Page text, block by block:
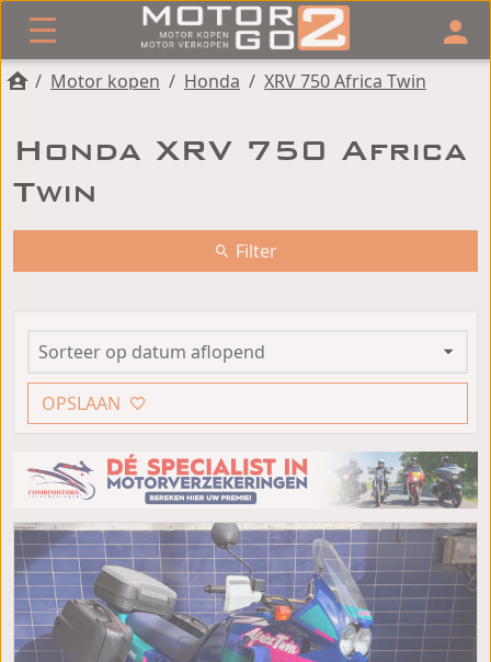
/ Motor kopen / Honda / XRV 750 Africa Twin
Honda XRV 750 Africa
Twin
Filter
OPSLAAN